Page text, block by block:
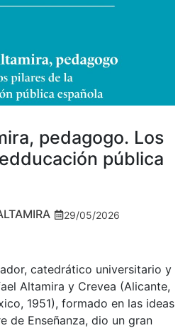
pedagogo. Los
pública
29/05/2026
catedrático universitario y
Altamira y Crevea (Alicante,
1951), formado en las ideas
de Enseñanza, dio un gran